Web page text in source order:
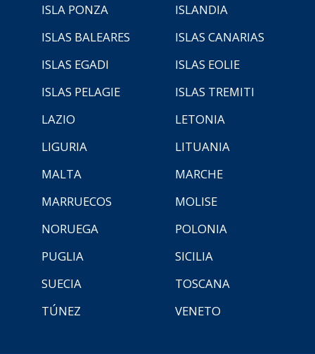
ISLA PONZA
ISLANDIA
ISLAS BALEARES
ISLAS CANARIAS
ISLAS EGADI
ISLAS EOLIE
ISLAS PELAGIE
ISLAS TREMITI
LAZIO
LETONIA
LIGURIA
LITUANIA
MALTA
MARCHE
MARRUECOS
MOLISE
NORUEGA
POLONIA
PUGLIA
SICILIA
SUECIA
TOSCANA
TÚNEZ
VENETO